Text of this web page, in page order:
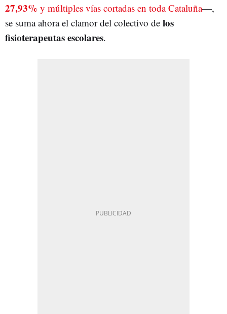
27,93% y múltiples vías cortadas en toda Cataluña—,
se suma ahora el clamor del colectivo de los
fisioterapeutas escolares.